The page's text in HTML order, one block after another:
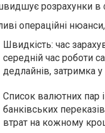
розрахунки в
операційні
Швидкість: час
середній час роботи
дедлайнів, затримка
Список валютних пар і
банківських
втрат на кожному